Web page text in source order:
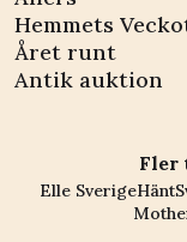
Hemmets
Året runt
Antik auktion
Fler
Elle SverigeHänt